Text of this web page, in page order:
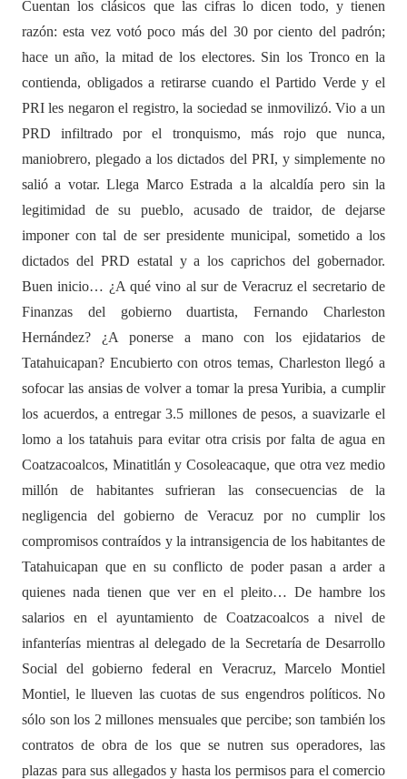
Cuentan los clásicos que las cifras lo dicen todo, y tienen
razón: esta vez votó poco más del 30 por ciento del padrón;
hace un año, la mitad de los electores. Sin los Tronco en la
contienda, obligados a retirarse cuando el Partido Verde y el
PRI les negaron el registro, la sociedad se inmovilizó. Vio a un
PRD infiltrado por el tronquismo, más rojo que nunca,
maniobrero, plegado a los dictados del PRI, y simplemente no
salió a votar. Llega Marco Estrada a la alcaldía pero sin la
legitimidad de su pueblo, acusado de traidor, de dejarse
imponer con tal de ser presidente municipal, sometido a los
dictados del PRD estatal y a los caprichos del gobernador.
Buen inicio… ¿A qué vino al sur de Veracruz el secretario de
Finanzas del gobierno duartista, Fernando Charleston
Hernández? ¿A ponerse a mano con los ejidatarios de
Tatahuicapan? Encubierto con otros temas, Charleston llegó a
sofocar las ansias de volver a tomar la presa Yuribia, a cumplir
los acuerdos, a entregar 3.5 millones de pesos, a suavizarle el
lomo a los tatahuis para evitar otra crisis por falta de agua en
Coatzacoalcos, Minatitlán y Cosoleacaque, que otra vez medio
millón de habitantes sufrieran las consecuencias de la
negligencia del gobierno de Veracuz por no cumplir los
compromisos contraídos y la intransigencia de los habitantes de
Tatahuicapan que en su conflicto de poder pasan a arder a
quienes nada tienen que ver en el pleito… De hambre los
salarios en el ayuntamiento de Coatzacoalcos a nivel de
infanterías mientras al delegado de la Secretaría de Desarrollo
Social del gobierno federal en Veracruz, Marcelo Montiel
Montiel, le llueven las cuotas de sus engendros políticos. No
sólo son los 2 millones mensuales que percibe; son también los
contratos de obra de los que se nutren sus operadores, las
plazas para sus allegados y hasta los permisos para el comercio